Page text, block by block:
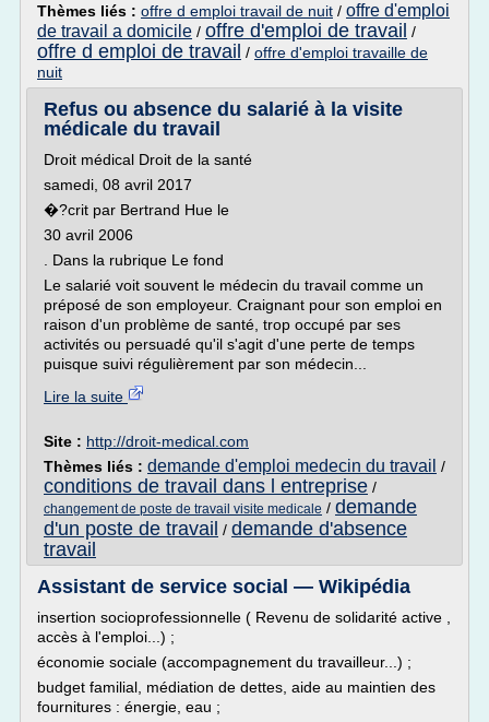
Thèmes liés : offre d emploi travail de nuit / offre d'emploi
de travail a domicile / offre d'emploi de travail /
offre d emploi de travail / offre d'emploi travaille de
nuit
Refus ou absence du salarié à la visite
médicale du travail
Droit médical Droit de la santé
samedi, 08 avril 2017
�?crit par Bertrand Hue le
30 avril 2006
. Dans la rubrique Le fond
Le salarié voit souvent le médecin du travail comme un
préposé de son employeur. Craignant pour son emploi en
raison d'un problème de santé, trop occupé par ses
activités ou persuadé qu'il s'agit d'une perte de temps
puisque suivi régulièrement par son médecin...
Lire la suite
Site : http://droit-medical.com
Thèmes liés : demande d'emploi medecin du travail /
conditions de travail dans l entreprise /
changement de poste de travail visite medicale / demande
d'un poste de travail / demande d'absence
travail
Assistant de service social — Wikipédia
insertion socioprofessionnelle ( Revenu de solidarité active ,
accès à l'emploi...) ;
économie sociale (accompagnement du travailleur...) ;
budget familial, médiation de dettes, aide au maintien des
fournitures : énergie, eau ;